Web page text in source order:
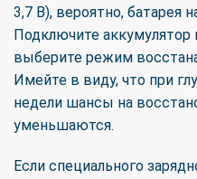
3,7 В), вероятно, батарея
Подключите аккумулятор
выберите режим
Имейте в виду, что при
недели шансы на
уменьшаются.
Если специального